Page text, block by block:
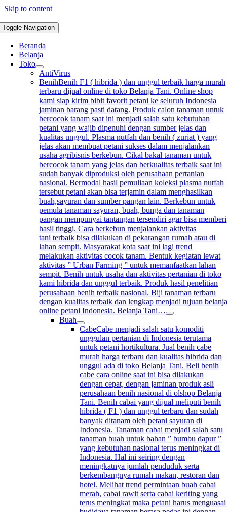
Skip to content
Toggle Navigation
Beranda
Belanja
Toko
AntiVirus
BenihBenih F1 ( hibrida ) dan unggul terbaik harga murah
terbaru dijual online di toko Belanja Tani. Online shop
kami siap kirim bibit favorit petani ke seluruh Indonesia
jaminan barang pasti datang. Produk calon tanaman untuk
bercocok tanam saat ini menjadi salah satu kebutuhan
petani yang wajib dipenuhi dengan sumber jelas dan
kualitas unggul. Plasma nutfah dan benih ( zuriat ) yang
jelas akan membuat petani sukses dalam menjalankan
usaha agribisnis berkebun. Cikal bakal tanaman untuk
bercocok tanam yang jelas dan berkualitas terbaik saat ini
sudah banyak diproduksi oleh perusahaan pertanian
nasional. Bermodal hasil pemuliaan koleksi plasma nutfah
tersebut petani akan bisa terjamin dalam menghasilkan
buah,sayuran dan sumber pangan lain. Berkebun untuk
pemula tanaman sayuran, buah, bunga dan tanaman
pangan mempunyai tantangan tersendiri agar bisa memberi
hasil tinggi. Cara berkebun menjalankan aktivitas
tani terbaik bisa dilakukan di pekarangan rumah atau di
lahan sempit. Masyarakat kota saat ini lagi trend
melakukan aktivitas cocok tanam. Bentuk kegiatan lewat
aktivitas ” Urban Farming ” untuk memanfaatkan lahan
sempit. Benih untuk usaha dan aktivitas pertanian di toko
kami hibrida dan unggul terbaik. Produk hasil penelitian
perusahaan benih terbaik nasional. Biji tanaman terbaru
dengan kualitas terbaik dan lengkap menjadi tujuan
online petani Indonesia. Belanja Tani…
Buah
CabeCabe menjadi salah satu komoditi
unggulan pertanian di Indonesia terutama
untuk petani hortikultura. Jual benih cabe
murah harga terbaru dan kualitas hibrida dan
unggul ada di toko Belanja Tani. Beli benih
cabe cara online saat ini bisa dilakukan
dengan cepat, dengan jaminan produk asli
perusahaan benih nasional di olshop Belanja
Tani. Benih cabai yang dijual meliputi benih
hibrida ( F1 ) dan unggul terbaru dan sudah
banyak ditanam oleh petani sayuran di
Indonesia. Tanaman cabai menjadi salah satu
tanaman buah untuk bahan ” bumbu dapur ”
yang kebutuhan nasional terus meningkat di
Indonesia. Hal ini seiring dengan
meningkatnya jumlah penduduk serta
berkembangnya rumah makan, restoran dan
hotel. Melihat trend permintaan buah cabai
merah, cabai rawit serta cabai keriting yang
terus meningkat maka petani harus menguasai